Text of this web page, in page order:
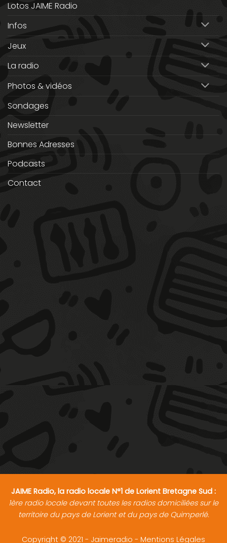
Lotos JAIME Radio
Infos
Jeux
La radio
Photos & vidéos
Sondages
Newsletter
Bonnes Adresses
Podcasts
Contact
JAIME Radio, la radio locale N°1 de Lorient Bretagne Sud :
1ère radio locale devant toutes les radios domiciliées sur le
territoire du pays de Lorient et du pays de Quimperlé.
Copyright © 2021 - Jaimeradio - Mentions Légales